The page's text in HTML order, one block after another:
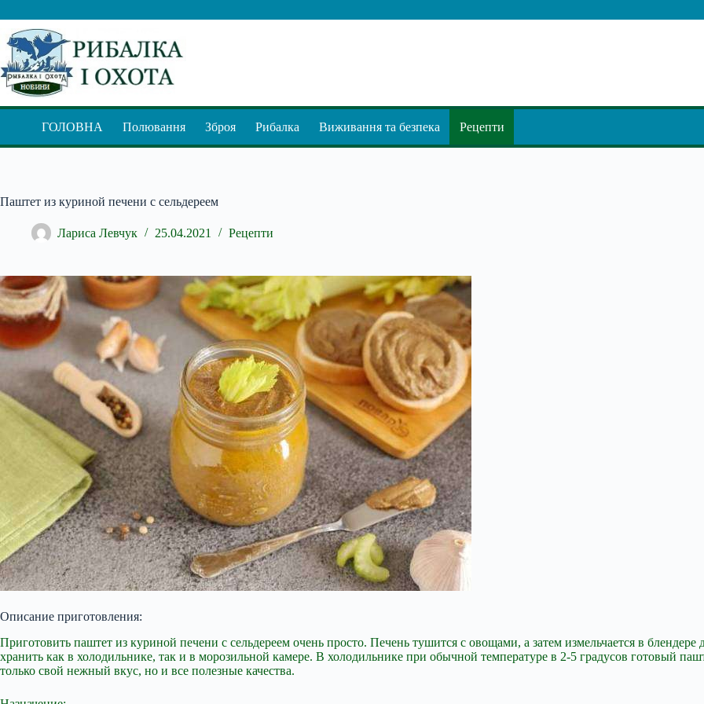
до
вмісту
ГОЛОВНА Полювання Зброя Рибалка Виживання та безпека Рецепти
Паштет из куриной печени с сельдереем
Лариса Левчук 25.04.2021 Рецепти
Описание приготовления:
Приготовить паштет из куриной печени с сельдереем очень просто. Печень тушится с овощами, а затем измельчается в блендере
хранить как в холодильнике, так и в морозильной камере. В холодильнике при обычной температуре в 2-5 градусов готовый
только свой нежный вкус, но и все полезные качества.